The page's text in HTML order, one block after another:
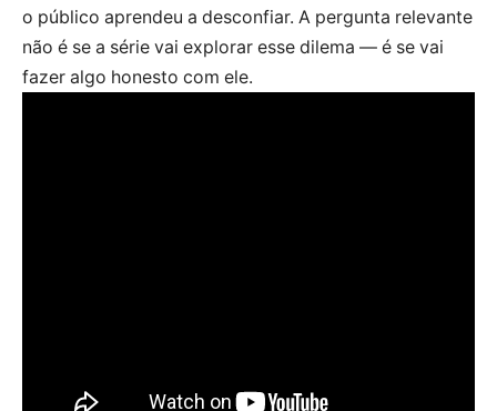
o público aprendeu a desconfiar. A pergunta relevante
não é se a série vai explorar esse dilema — é se vai
fazer algo honesto com ele.